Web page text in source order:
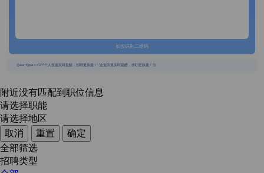
长按识别二维码
{{usertype=='2'?'个人投递实时提醒，招聘更快捷！':'企业回复实时提醒，求职更快捷！'}}
附近没有匹配到职位信息
请选择职能
请选择地区
取消
重置
确定
全部筛选
招聘类型